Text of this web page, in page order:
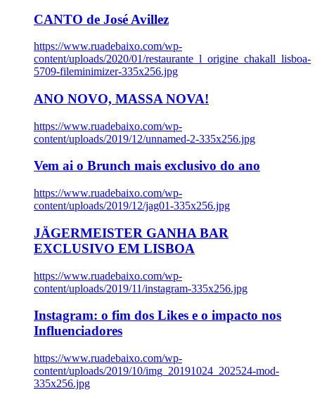
CANTO de José Avillez
https://www.ruadebaixo.com/wp-
content/uploads/2020/01/restaurante_l_origine_chakall_lisboa-
5709-fileminimizer-335x256.jpg
ANO NOVO, MASSA NOVA!
https://www.ruadebaixo.com/wp-
content/uploads/2019/12/unnamed-2-335x256.jpg
Vem ai o Brunch mais exclusivo do ano
https://www.ruadebaixo.com/wp-
content/uploads/2019/12/jag01-335x256.jpg
JÄGERMEISTER GANHA BAR
EXCLUSIVO EM LISBOA
https://www.ruadebaixo.com/wp-
content/uploads/2019/11/instagram-335x256.jpg
Instagram: o fim dos Likes e o impacto nos
Influenciadores
https://www.ruadebaixo.com/wp-
content/uploads/2019/10/img_20191024_202524-mod-
335x256.jpg